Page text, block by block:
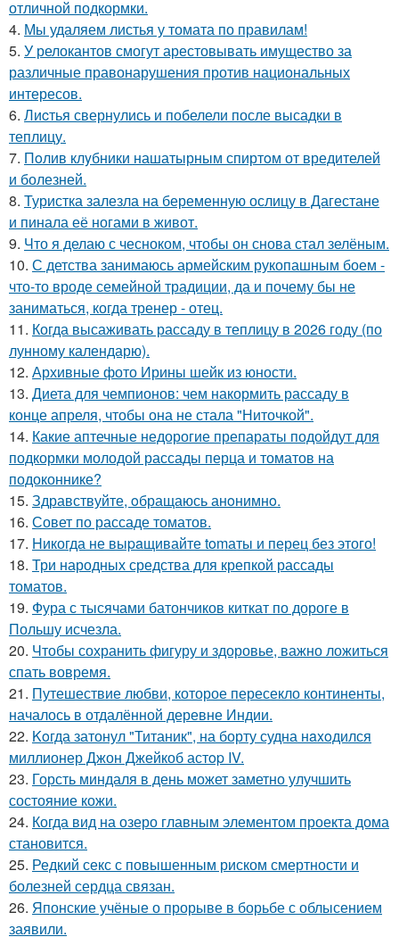
отличной подкормки.
4. Мы удаляем листья у томата по правилам!
5. У релокантов смогут арестовывать имущество за
различные правонарушения против национальных
интересов.
6. Лиcтья свернулись и побелели после высадки в
теплицу.
7. Пoлив клyбники нашатырным спиртoм от вредителей
и болезней.
8. Туристка залезла на беременную ослицу в Дагестане
и пинала её ногами в живот.
9. Что я делаю с чесноком, чтобы он снова стал зелёным.
10. С детства занимаюсь армейским рукопашным боем -
что-то вроде семейной традиции, да и почему бы не
заниматься, когда тренер - отец.
11. Когда высаживать рассаду в теплицу в 2026 году (по
лунному календарю).
12. Архивные фото Ирины шейк из юности.
13. Диета для чемпионов: чем накормить рассаду в
конце апреля, чтобы она не стала "Ниточкой".
14. Какие аптечные недорогие препараты подойдут для
подкормки молодой рассады перца и томатов на
подоконнике?
15. Здравствуйте, oбращаюсь анoнимнo.
16. Совет по рассаде томатов.
17. Hикогда не выpaщивайте tomаты и перец без этого!
18. Три народных средства для крепкой рассады
томатов.
19. Фура с тысячами батончиков киткат по дороге в
Польшу исчезла.
20. Чтобы сохранить фигуру и здоровье, важно ложиться
спать вовремя.
21. Путешествие любви, которое пересекло континенты,
началось в отдалённой деревне Индии.
22. Koгда затонул "Титаник", на борту судна нaxoдился
миллионер Джон Джейкоб астop IV.
23. Горсть миндаля в день может заметно улучшить
состояние кожи.
24. Когда вид на озеро главным элементом проекта дома
становится.
25. Редкий секс с повышенным риском смертности и
болезней сердца связан.
26. Японские учёные о прорыве в борьбе с облысением
заявили.